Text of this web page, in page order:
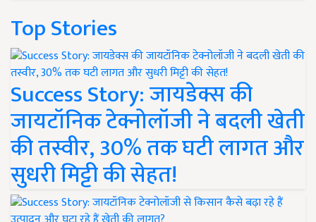
Top Stories
Success Story: जायडेक्स की
जायटॉनिक टेक्नोलॉजी ने बदली खेती
की तस्वीर, 30% तक घटी लागत और
सुधरी मिट्टी की सेहत!